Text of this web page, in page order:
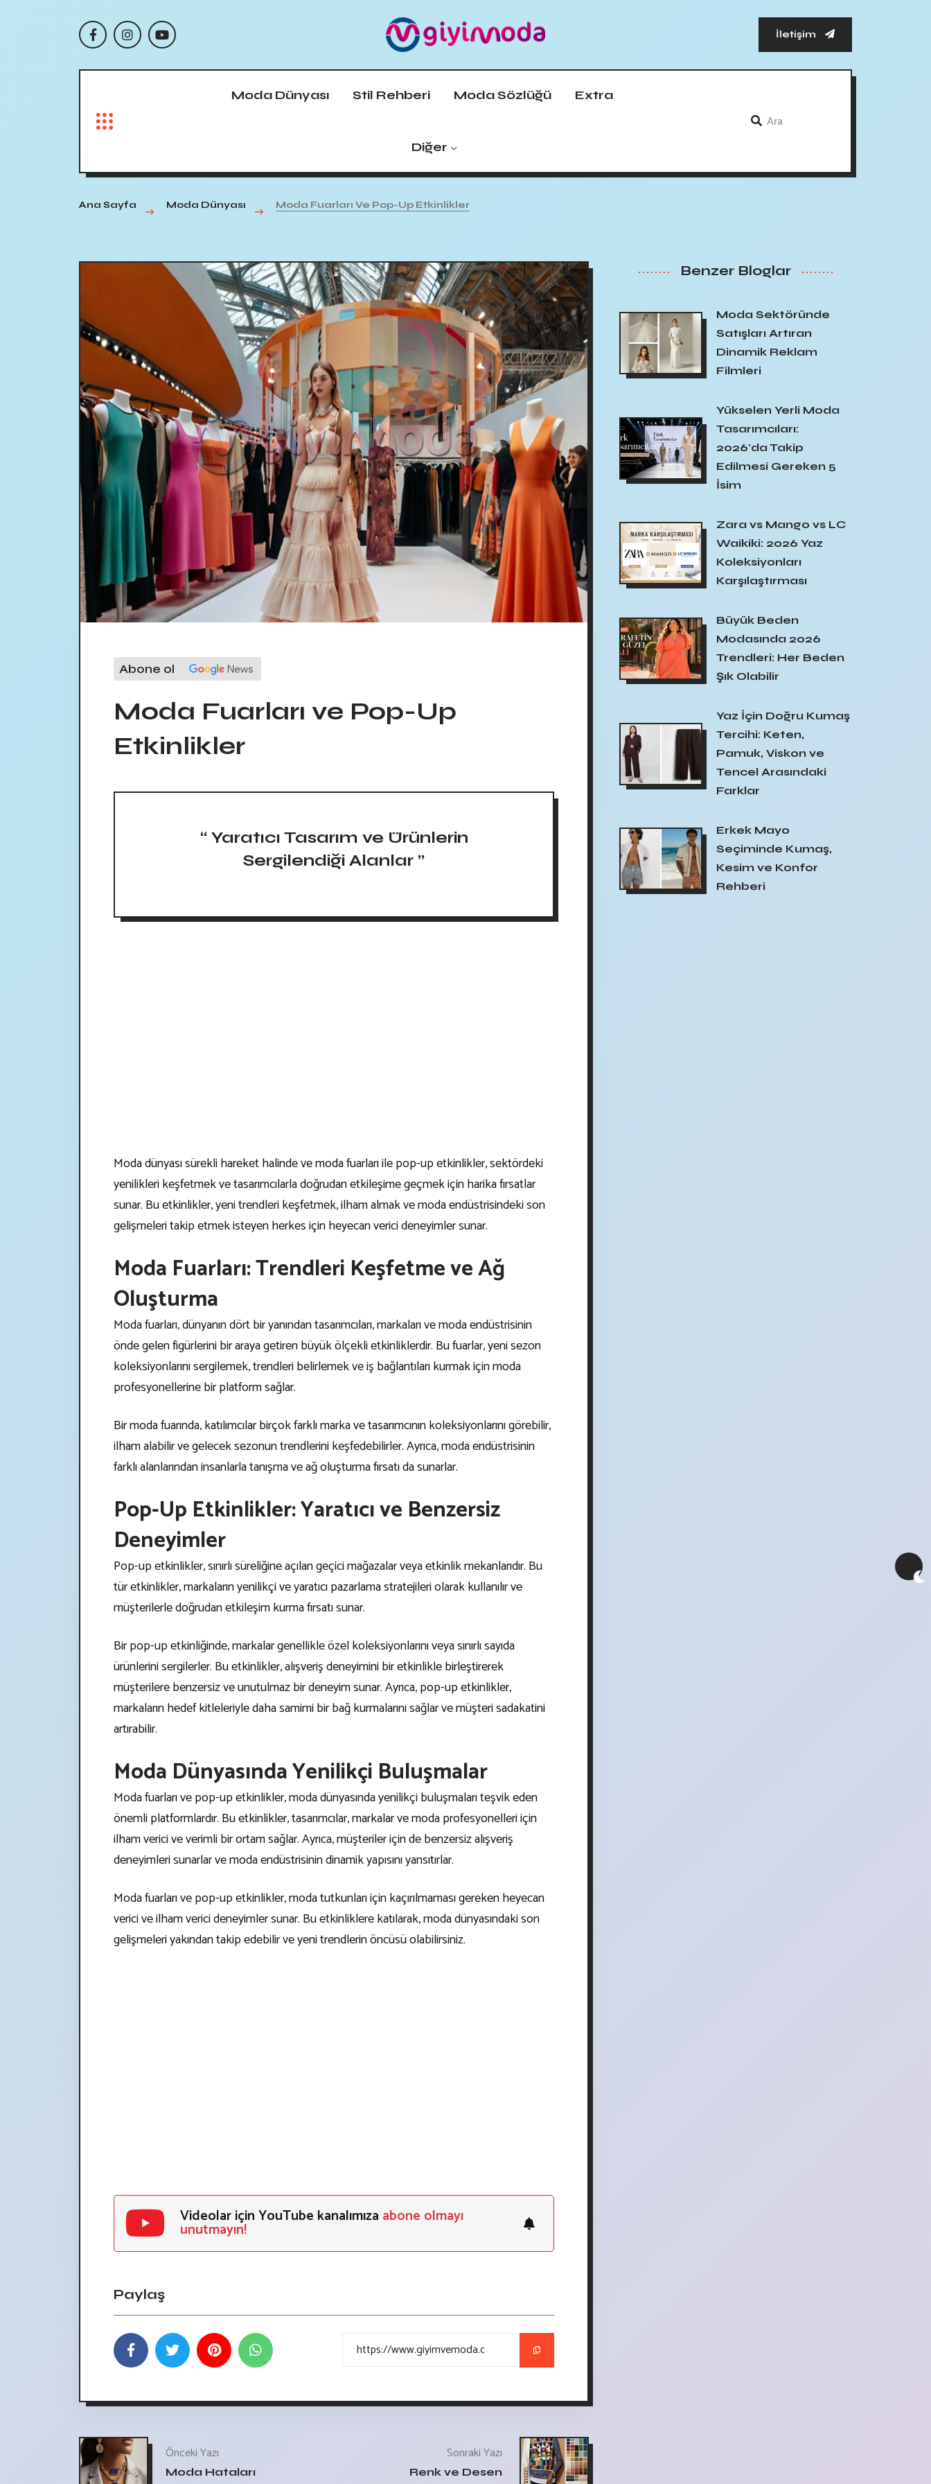
İletişim
Moda Dünyası Stil Rehberi Moda Sözlüğü Extra
Diğer
Ana Sayfa Moda Dünyası Moda Fuarları Ve Pop-Up Etkinlikler
Abone ol
Moda Fuarları ve Pop-Up
Etkinlikler
“ Yaratıcı Tasarım ve Ürünlerin
Sergilendiği Alanlar ”
Moda dünyası sürekli hareket halinde ve moda fuarları ile pop-up etkinlikler, sektördeki
yenilikleri keşfetmek ve tasarımcılarla doğrudan etkileşime geçmek için harika fırsatlar
sunar. Bu etkinlikler, yeni trendleri keşfetmek, ilham almak ve moda endüstrisindeki son
gelişmeleri takip etmek isteyen herkes için heyecan verici deneyimler sunar.
Moda Fuarları: Trendleri Keşfetme ve Ağ
Oluşturma
Moda fuarları, dünyanın dört bir yanından tasarımcıları, markaları ve moda endüstrisinin
önde gelen figürlerini bir araya getiren büyük ölçekli etkinliklerdir. Bu fuarlar, yeni sezon
koleksiyonlarını sergilemek, trendleri belirlemek ve iş bağlantıları kurmak için moda
profesyonellerine bir platform sağlar.
Bir moda fuarında, katılımcılar birçok farklı marka ve tasarımcının koleksiyonlarını görebilir,
ilham alabilir ve gelecek sezonun trendlerini keşfedebilirler. Ayrıca, moda endüstrisinin
farklı alanlarından insanlarla tanışma ve ağ oluşturma fırsatı da sunarlar.
Pop-Up Etkinlikler: Yaratıcı ve Benzersiz
Deneyimler
Pop-up etkinlikler, sınırlı süreliğine açılan geçici mağazalar veya etkinlik mekanlarıdır. Bu
tür etkinlikler, markaların yenilikçi ve yaratıcı pazarlama stratejileri olarak kullanılır ve
müşterilerle doğrudan etkileşim kurma fırsatı sunar.
Bir pop-up etkinliğinde, markalar genellikle özel koleksiyonlarını veya sınırlı sayıda
ürünlerini sergilerler. Bu etkinlikler, alışveriş deneyimini bir etkinlikle birleştirerek
müşterilere benzersiz ve unutulmaz bir deneyim sunar. Ayrıca, pop-up etkinlikler,
markaların hedef kitleleriyle daha samimi bir bağ kurmalarını sağlar ve müşteri sadakatini
artırabilir.
Moda Dünyasında Yenilikçi Buluşmalar
Moda fuarları ve pop-up etkinlikler, moda dünyasında yenilikçi buluşmaları teşvik eden
önemli platformlardır. Bu etkinlikler, tasarımcılar, markalar ve moda profesyonelleri için
ilham verici ve verimli bir ortam sağlar. Ayrıca, müşteriler için de benzersiz alışveriş
deneyimleri sunarlar ve moda endüstrisinin dinamik yapısını yansıtırlar.
Moda fuarları ve pop-up etkinlikler, moda tutkunları için kaçırılmaması gereken heyecan
verici ve ilham verici deneyimler sunar. Bu etkinliklere katılarak, moda dünyasındaki son
gelişmeleri yakından takip edebilir ve yeni trendlerin öncüsü olabilirsiniz.
Videolar için YouTube kanalımıza abone olmayı
unutmayın!
Paylaş
Önceki Yazı
Moda Hataları
Sonraki Yazı
Renk ve Desen
Benzer Bloglar
Moda Sektöründe
Satışları Artıran
Dinamik Reklam
Filmleri
Yükselen Yerli Moda
Tasarımcıları:
2026'da Takip
Edilmesi Gereken 5
İsim
Zara vs Mango vs LC
Waikiki: 2026 Yaz
Koleksiyonları
Karşılaştırması
Büyük Beden
Modasında 2026
Trendleri: Her Beden
Şık Olabilir
Yaz İçin Doğru Kumaş
Tercihi: Keten,
Pamuk, Viskon ve
Tencel Arasındaki
Farklar
Erkek Mayo
Seçiminde Kumaş,
Kesim ve Konfor
Rehberi